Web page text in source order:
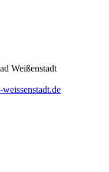
Weißenstadt